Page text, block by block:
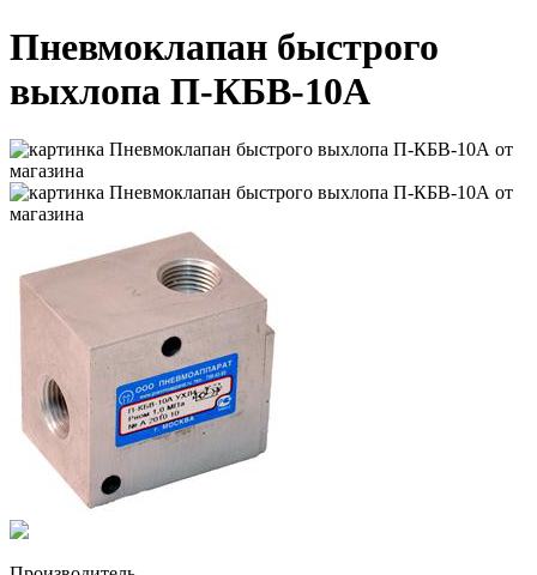
Пневмоклапан быстрого
выхлопа П-КБВ-10А